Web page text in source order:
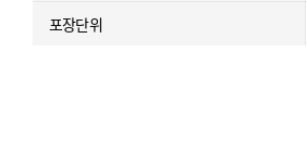
포장단위